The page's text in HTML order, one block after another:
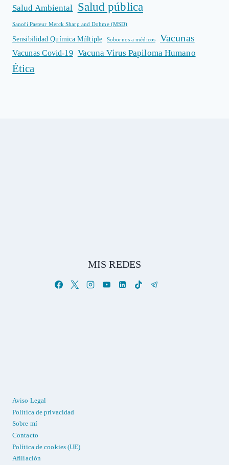
Salud Ambiental Salud pública
Sanofi Pasteur Merck Sharp and Dohme (MSD)
Sensibilidad Química Múltiple Sobornos a médicos Vacunas
Vacunas Covid-19 Vacuna Virus Papiloma Humano
Ética
MIS REDES
Aviso Legal
Política de privacidad
Sobre mí
Contacto
Política de cookies (UE)
Afiliación